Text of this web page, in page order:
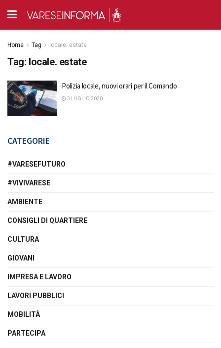
Home Tag locale. estate
Tag: locale. estate
Polizia locale, nuovi orari per il Comando
3 LUGLIO 2020
CATEGORIE
#VARESEFUTURO
#VIVIVARESE
AMBIENTE
CONSIGLI DI QUARTIERE
CULTURA
GIOVANI
IMPRESA E LAVORO
LAVORI PUBBLICI
MOBILITÀ
PARTECIPA